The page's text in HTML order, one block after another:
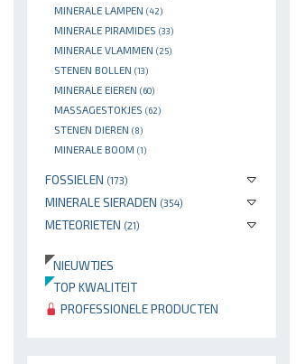
MINERALE LAMPEN (42)
MINERALE PIRAMIDES (33)
MINERALE VLAMMEN (25)
STENEN BOLLEN (13)
MINERALE EIEREN (60)
MASSAGESTOKJES (62)
STENEN DIEREN (8)
MINERALE BOOM (1)
FOSSIELEN (173)
MINERALE SIERADEN (354)
METEORIETEN (21)
NIEUWTJES
TOP KWALITEIT
PROFESSIONELE PRODUCTEN